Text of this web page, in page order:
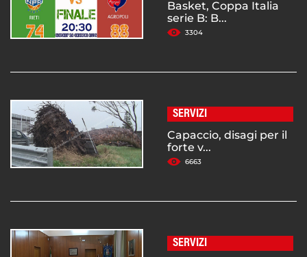
Basket, Coppa Italia
serie B: B...
3304
SERVIZI
Capaccio, disagi per il
forte v...
6663
SERVIZI